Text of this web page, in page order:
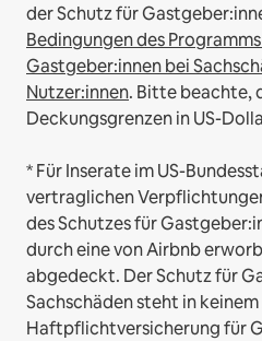
der Schutz für
Bedingungen des
Gastgeber:innen bei
Nutzer:innen. Bitte beachte,
Deckungsgrenzen in US-
* Für Inserate im US-
vertraglichen
des Schutzes für
durch eine von Airbnb
abgedeckt. Der Schutz für
Sachschäden steht in
Haftpflichtversicherung für